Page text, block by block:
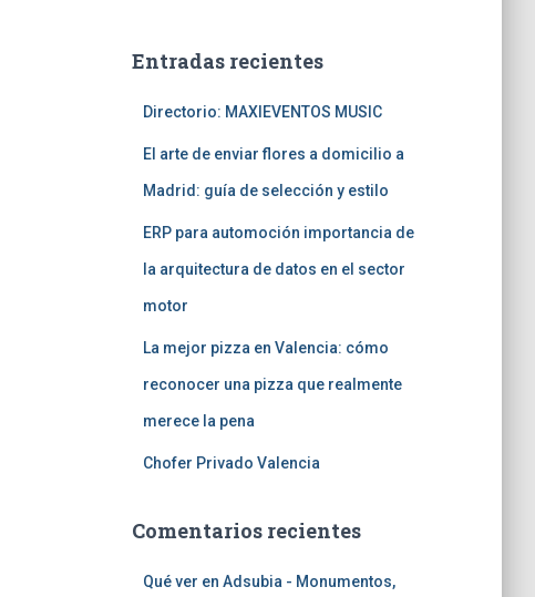
r
Entradas recientes
Directorio: MAXIEVENTOS MUSIC
El arte de enviar flores a domicilio a
Madrid: guía de selección y estilo
ERP para automoción importancia de
la arquitectura de datos en el sector
motor
La mejor pizza en Valencia: cómo
reconocer una pizza que realmente
merece la pena
Chofer Privado Valencia
Comentarios recientes
Qué ver en Adsubia - Monumentos,